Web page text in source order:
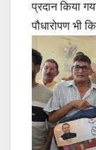
प्रदान किया
पौधारोपण भी